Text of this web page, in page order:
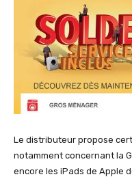
Le distributeur propose
notamment concernant la
encore les iPads de Apple